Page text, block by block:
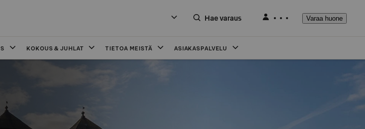
Hae varaus Varaa huone
KOKOUS & JUHLAT TIETOA MEISTÄ ASIAKASPALVELU